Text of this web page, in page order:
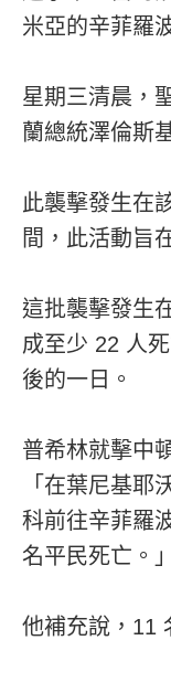
米亞的辛菲羅
星期三清晨，
蘭總統澤倫斯
此襲擊發生在
間，此活動旨
這批襲擊發生
成至少 22 人
後的一日。
普希林就擊中
「在葉尼基耶
科前往辛菲羅
名平民死亡。」
他補充說，11